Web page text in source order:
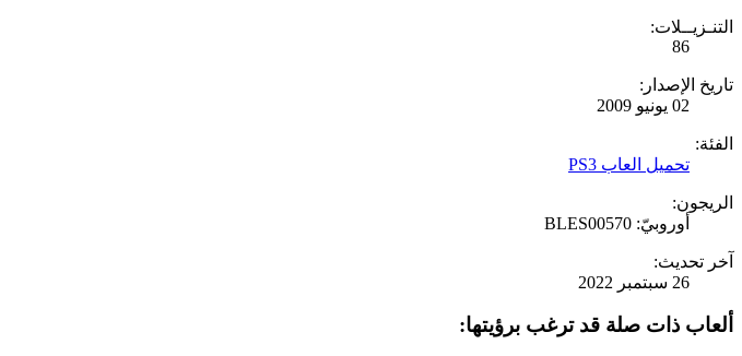
التنـزيــلات:
86
تاريخ الإصدار:
02 يونيو 2009
الفئة:
تحميل العاب PS3
الريجون:
أوروبيّ: BLES00570
آخر تحديث:
26 سبتمبر 2022
ألعاب ذات صلة قد ترغب برؤيتها: